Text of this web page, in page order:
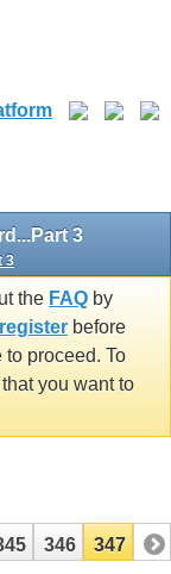
3
3
the FAQ by
register before
proceed. To
you want to
346 347